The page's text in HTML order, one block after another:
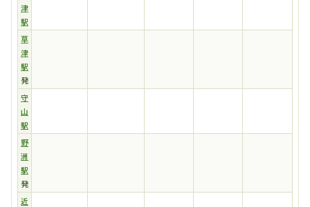
津
駅
草
津
駅
発
守
山
駅
野
洲
駅
発
近